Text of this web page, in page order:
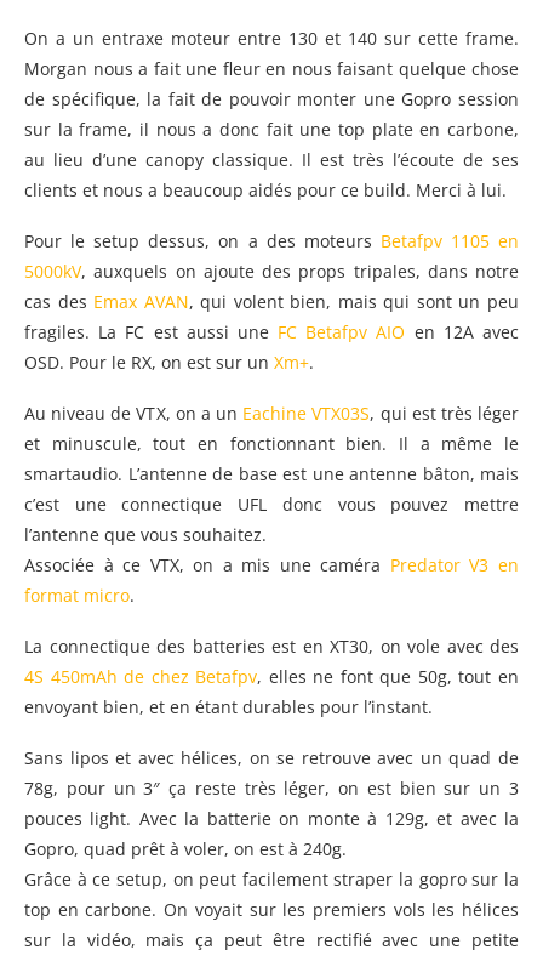
On a un entraxe moteur entre 130 et 140 sur cette frame.
Morgan nous a fait une fleur en nous faisant quelque chose
de spécifique, la fait de pouvoir monter une Gopro session
sur la frame, il nous a donc fait une top plate en carbone,
au lieu d’une canopy classique. Il est très l’écoute de ses
clients et nous a beaucoup aidés pour ce build. Merci à lui.
Pour le setup dessus, on a des moteurs Betafpv 1105 en
5000kV, auxquels on ajoute des props tripales, dans notre
cas des Emax AVAN, qui volent bien, mais qui sont un peu
fragiles. La FC est aussi une FC Betafpv AIO en 12A avec
OSD. Pour le RX, on est sur un Xm+.
Au niveau de VTX, on a un Eachine VTX03S, qui est très léger
et minuscule, tout en fonctionnant bien. Il a même le
smartaudio. L’antenne de base est une antenne bâton, mais
c’est une connectique UFL donc vous pouvez mettre
l’antenne que vous souhaitez.
Associée à ce VTX, on a mis une caméra Predator V3 en
format micro.
La connectique des batteries est en XT30, on vole avec des
4S 450mAh de chez Betafpv, elles ne font que 50g, tout en
envoyant bien, et en étant durables pour l’instant.
Sans lipos et avec hélices, on se retrouve avec un quad de
78g, pour un 3″ ça reste très léger, on est bien sur un 3
pouces light. Avec la batterie on monte à 129g, et avec la
Gopro, quad prêt à voler, on est à 240g.
Grâce à ce setup, on peut facilement straper la gopro sur la
top en carbone. On voyait sur les premiers vols les hélices
sur la vidéo, mais ça peut être rectifié avec une petite